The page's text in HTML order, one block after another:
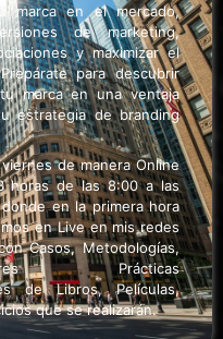
marca en el mercado,
de marketing,
y maximizar el
para descubrir
marca en una ventaja
estrategia de branding
de manera Online
horas de las 8:00 a las
en la primera hora
en Live en mis redes
Casos, Metodologías,
Prácticas
de Libros, Películas,
que se realizarán.